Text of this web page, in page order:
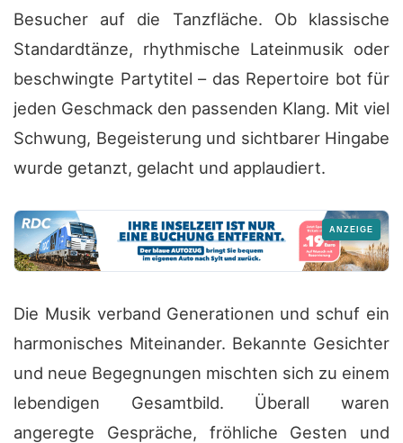
Besucher auf die Tanzfläche. Ob klassische
Standardtänze, rhythmische Lateinmusik oder
beschwingte Partytitel – das Repertoire bot für
jeden Geschmack den passenden Klang. Mit viel
Schwung, Begeisterung und sichtbarer Hingabe
wurde getanzt, gelacht und applaudiert.
Die Musik verband Generationen und schuf ein
harmonisches Miteinander. Bekannte Gesichter
und neue Begegnungen mischten sich zu einem
lebendigen Gesamtbild. Überall waren
angeregte Gespräche, fröhliche Gesten und